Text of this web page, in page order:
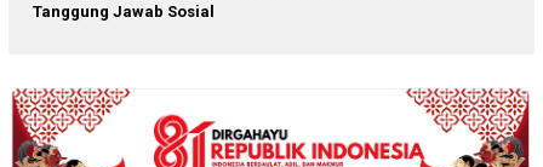
Tanggung Jawab Sosial